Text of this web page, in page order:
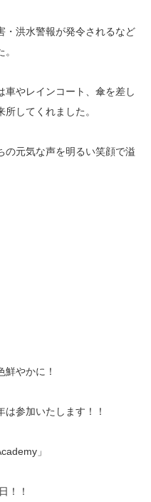
・洪水警報が発令されるなど
車やレインコート、傘を差し
してくれました。
の元気な声を明るい笑顔で溢
やかに！
参加いたします！！
」
！！